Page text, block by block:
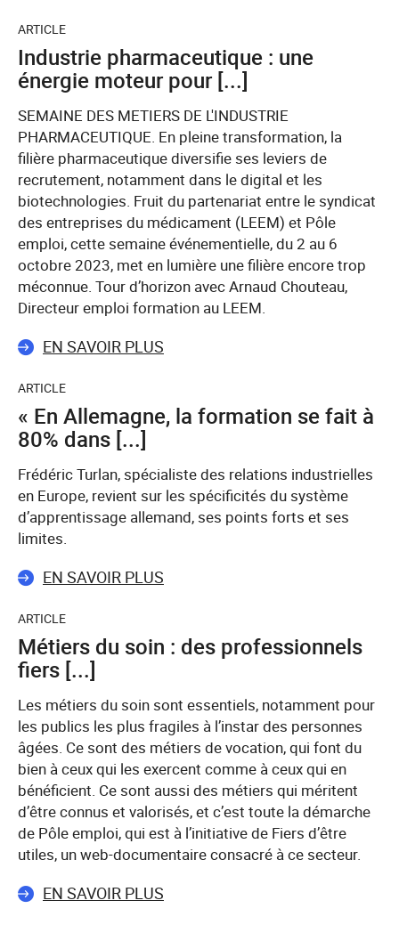
ARTICLE
Industrie pharmaceutique : une
énergie moteur pour [...]
SEMAINE DES METIERS DE L'INDUSTRIE
PHARMACEUTIQUE. En pleine transformation, la
filière pharmaceutique diversifie ses leviers de
recrutement, notamment dans le digital et les
biotechnologies. Fruit du partenariat entre le syndicat
des entreprises du médicament (LEEM) et Pôle
emploi, cette semaine événementielle, du 2 au 6
octobre 2023, met en lumière une filière encore trop
méconnue. Tour d’horizon avec Arnaud Chouteau,
Directeur emploi formation au LEEM.
EN SAVOIR PLUS
ARTICLE
« En Allemagne, la formation se fait à
80% dans [...]
Frédéric Turlan, spécialiste des relations industrielles
en Europe, revient sur les spécificités du système
d’apprentissage allemand, ses points forts et ses
limites.
EN SAVOIR PLUS
ARTICLE
Métiers du soin : des professionnels
fiers [...]
Les métiers du soin sont essentiels, notamment pour
les publics les plus fragiles à l’instar des personnes
âgées. Ce sont des métiers de vocation, qui font du
bien à ceux qui les exercent comme à ceux qui en
bénéficient. Ce sont aussi des métiers qui méritent
d’être connus et valorisés, et c’est toute la démarche
de Pôle emploi, qui est à l’initiative de Fiers d’être
utiles, un web-documentaire consacré à ce secteur.
EN SAVOIR PLUS